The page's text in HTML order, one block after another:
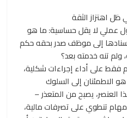
ظل اهتزاز الثقة
عملي لا يقل حساسية: ما هو
إلى موظف صدر بحقه حكم
ولم تنه خدمته بعد؟
فقط على أداء إجراءات شكلية،
الاطمئنان إلى السلوك
العنصر، يصبح من المتعذر –
مهام تنطوي على تصرفات مالية،